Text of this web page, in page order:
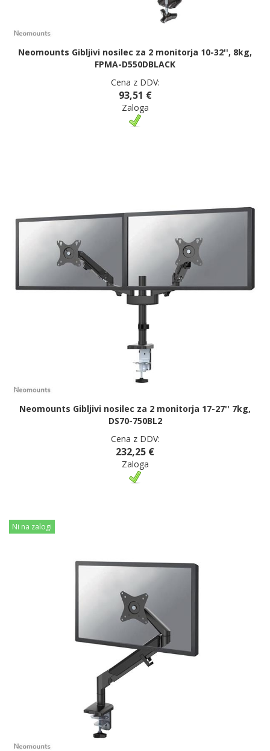
Neomounts Gibljivi nosilec za 2 monitorja 10-32'', 8kg,
FPMA-D550DBLACK
Cena z DDV:
93,51 €
Zaloga
Neomounts Gibljivi nosilec za 2 monitorja 17-27'' 7kg,
DS70-750BL2
Cena z DDV:
232,25 €
Zaloga
Ni na zalogi